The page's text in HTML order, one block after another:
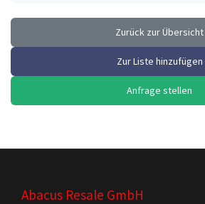
Zurück zur Übersicht
Zur Liste hinzufügen
Anfrage stellen
Abacus Resale GmbH